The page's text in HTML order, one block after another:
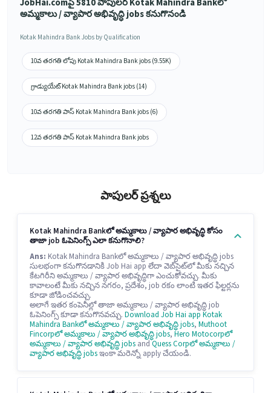
JobHai.comపై 5810 పాపులర్ Kotak Mahindra Bankలో
అమ్మకాలు / వ్యాపార అభివృద్ధి jobs కనుగొనండి
Kotak Mahindra Bank Jobs by Qualification
10వ తరగతి లోపు Kotak Mahindra Bank jobs (9.55K)
గ్రాడ్యుయేట్ Kotak Mahindra Bank jobs (14)
10వ తరగతి పాస్ Kotak Mahindra Bank jobs (6)
12వ తరగతి పాస్ Kotak Mahindra Bank jobs
పాపులర్ ప్రశ్నలు
Kotak Mahindra Bankలో అమ్మకాలు / వ్యాపార అభివృద్ధి కోసం
తాజా job ఓపెనింగ్స్ ఎలా కనుగొనాలి?
Ans: Kotak Mahindra Bankలో అమ్మకాలు / వ్యాపార అభివృద్ధి jobs
సులభంగా కనుగొనడానికి Job Hai app లేదా వెబ్‌సైట్‌లో మీకు నచ్చిన
కేటగిరీని అమ్మకాలు / వ్యాపార అభివృద్ధిగా ఎంచుకోవచ్చు. మీకు
కావాలంటే మీకు నచ్చిన నగరం, ప్రదేశం, job రకం లాంటి ఇతర ఫిల్టర్లను
కూడా జోడించవచ్చు.
అలాగే ఇతర కంపెనీల్లో తాజా అమ్మకాలు / వ్యాపార అభివృద్ధి job
ఓపెనింగ్స్ కూడా కనుగొనవచ్చు. Download Job Hai app Kotak
Mahindra Bankలో అమ్మకాలు / వ్యాపార అభివృద్ధి jobs, Muthoot
Fincorpలో అమ్మకాలు / వ్యాపార అభివృద్ధి jobs, Hero Motocorpలో
అమ్మకాలు / వ్యాపార అభివృద్ధి jobs andQuess Corpలో అమ్మకాలు /
వ్యాపార అభివృద్ధి jobsఇంకా మరెన్నో apply చేయండి.